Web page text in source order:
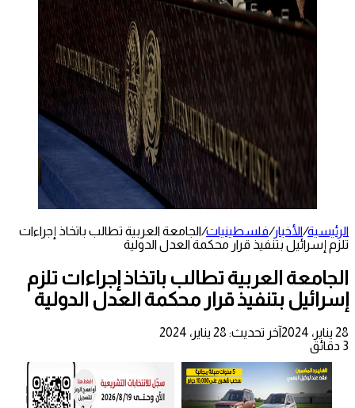
الرئيسية/الأخبار/فلسطينيات/الجامعة العربية تطالب باتخاذ إجراءات
تلزم إسرائيل بتنفيذ قرار محكمة العدل الدولية
الجامعة العربية تطالب باتخاذ إجراءات تلزم
إسرائيل بتنفيذ قرار محكمة العدل الدولية
28 يناير، 2024
آخر تحديث: 28 يناير، 2024
3 دقائق